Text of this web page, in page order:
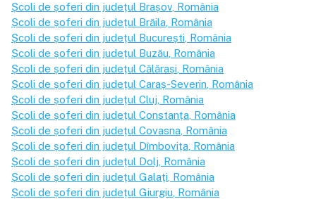
Școli de șoferi din județul Brașov , România
Școli de șoferi din județul Brăila , România
Școli de șoferi din județul București , România
Școli de șoferi din județul Buzău , România
Școli de șoferi din județul Călărași , România
Școli de șoferi din județul Caraș-Severin , România
Școli de șoferi din județul Cluj , România
Școli de șoferi din județul Constanța , România
Școli de șoferi din județul Covasna , România
Școli de șoferi din județul Dîmbovița , România
Școli de șoferi din județul Dolj , România
Școli de șoferi din județul Galați , România
Școli de șoferi din județul Giurgiu , România